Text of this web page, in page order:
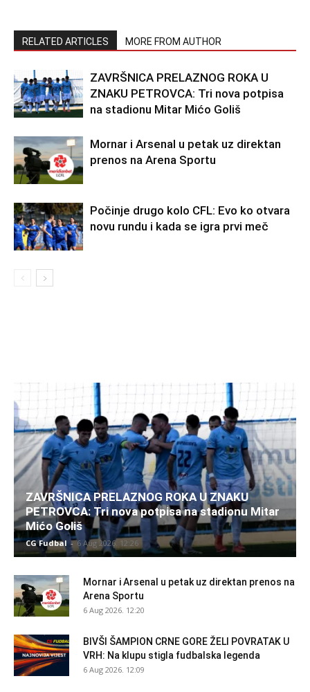
RELATED ARTICLES MORE FROM AUTHOR
ZAVRŠNICA PRELAZNOG ROKA U
ZNAKU PETROVCA: Tri nova potpisa
na stadionu Mitar Mićo Goliš
Mornar i Arsenal u petak uz direktan
prenos na Arena Sportu
Počinje drugo kolo CFL: Evo ko otvara
novu rundu i kada se igra prvi meč
ZAVRŠNICA PRELAZNOG ROKA U ZNAKU
PETROVCA: Tri nova potpisa na stadionu Mitar
Mićo Goliš
CG Fudbal - 6 Aug 2026. 12:26
Mornar i Arsenal u petak uz direktan prenos na
Arena Sportu
6 Aug 2026. 12:20
BIVŠI ŠAMPION CRNE GORE ŽELI POVRATAK U
VRH: Na klupu stigla fudbalska legenda
6 Aug 2026. 12:09